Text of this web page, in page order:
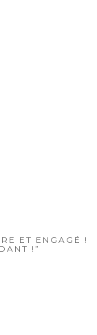
ET ENGAGÉ !
!”